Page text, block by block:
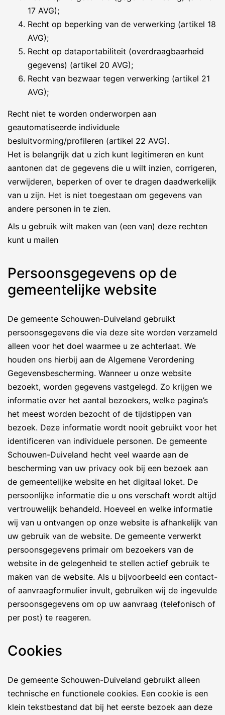
17 AVG);
Recht op beperking van de verwerking (artikel 18
AVG);
Recht op dataportabiliteit (overdraagbaarheid
gegevens) (artikel 20 AVG);
Recht van bezwaar tegen verwerking (artikel 21
AVG);
Recht niet te worden onderworpen aan
geautomatiseerde individuele
besluitvorming/profileren (artikel 22 AVG).
Het is belangrijk dat u zich kunt legitimeren en kunt
aantonen dat de gegevens die u wilt inzien, corrigeren,
verwijderen, beperken of over te dragen daadwerkelijk
van u zijn. Het is niet toegestaan om gegevens van
andere personen in te zien.
Als u gebruik wilt maken van (een van) deze rechten
kunt u mailen
Persoonsgegevens op de
gemeentelijke website
De gemeente Schouwen-Duiveland gebruikt
persoonsgegevens die via deze site worden verzameld
alleen voor het doel waarmee u ze achterlaat. We
houden ons hierbij aan de Algemene Verordening
Gegevensbescherming. Wanneer u onze website
bezoekt, worden gegevens vastgelegd. Zo krijgen we
informatie over het aantal bezoekers, welke pagina’s
het meest worden bezocht of de tijdstippen van
bezoek. Deze informatie wordt nooit gebruikt voor het
identificeren van individuele personen. De gemeente
Schouwen-Duiveland hecht veel waarde aan de
bescherming van uw privacy ook bij een bezoek aan
de gemeentelijke website en het digitaal loket. De
persoonlijke informatie die u ons verschaft wordt altijd
vertrouwelijk behandeld. Hoeveel en welke informatie
wij van u ontvangen op onze website is afhankelijk van
uw gebruik van de website. De gemeente verwerkt
persoonsgegevens primair om bezoekers van de
website in de gelegenheid te stellen actief gebruik te
maken van de website. Als u bijvoorbeeld een contact-
of aanvraagformulier invult, gebruiken wij de ingevulde
persoonsgegevens om op uw aanvraag (telefonisch of
per post) te reageren.
Cookies
De gemeente Schouwen-Duiveland gebruikt alleen
technische en functionele cookies. Een cookie is een
klein tekstbestand dat bij het eerste bezoek aan deze